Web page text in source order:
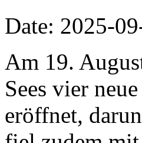
Date: 2025-
Am 19.
Sees vier
eröffnet,